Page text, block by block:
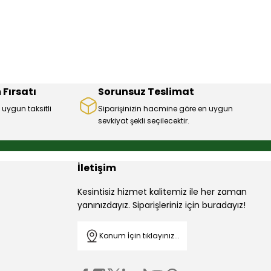
uygun taksitli
Sorunsuz Teslimat
Siparişinizin hacmine göre en uygun
sevkiyat şekli seçilecektir.
İletişim
Kesintisiz hizmet kalitemiz ile her zaman
yanınızdayız. Siparişleriniz için buradayız!
Konum İçin tıklayınız...